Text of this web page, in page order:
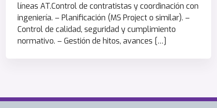
líneas AT.Control de contratistas y coordinación con
ingeniería. – Planificación (MS Project o similar). –
Control de calidad, seguridad y cumplimiento
normativo. – Gestión de hitos, avances […]